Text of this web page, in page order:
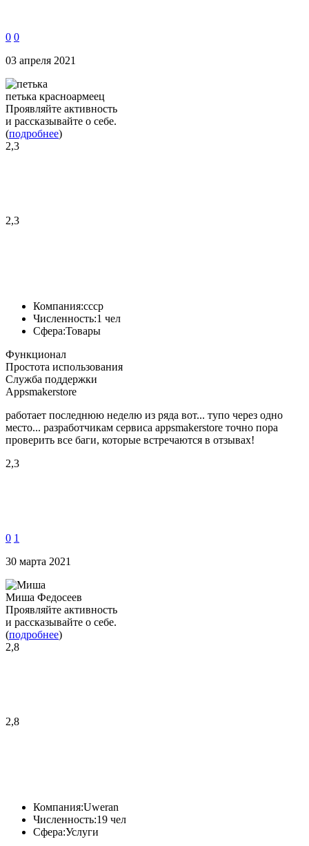
0 0
03 апреля 2021
петька красноармеец
Проявляйте активность
и рассказывайте о себе.
(подробнее)
2,3
2,3
Компания:ссср
Численность:1 чел
Сфера:Товары
Функционал
Простота использования
Служба поддержки
Appsmakerstore
работает последнюю неделю из ряда вот... тупо через одно
место... разработчикам сервиса appsmakerstore точно пора
проверить все баги, которые встречаются в отзывах!
2,3
0 1
30 марта 2021
Миша Федосеев
Проявляйте активность
и рассказывайте о себе.
(подробнее)
2,8
2,8
Компания:Uweran
Численность:19 чел
Сфера:Услуги